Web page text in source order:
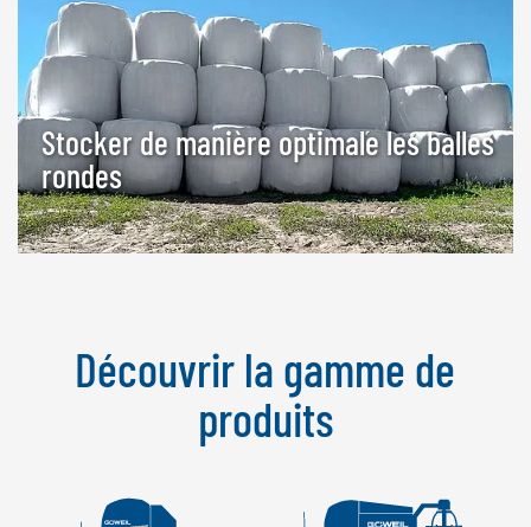
Stocker de manière optimale les balles
rondes
Découvrir la gamme de
produits